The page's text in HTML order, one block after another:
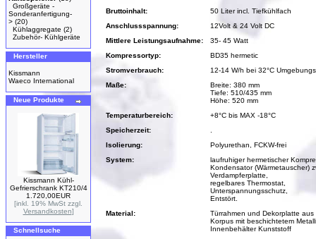
Großgeräte -
Sonderanfertigung-
> (20)
Kühlaggregate (2)
Zubehör- Kühlgeräte
Hersteller
Kissmann
Waeco International
Neue Produkte
Kissmann Kühl-
Gefrierschrank KT210/4
1.720,00EUR
[inkl. 19% MwSt zzgl.
Versandkosten]
Schnellsuche
Bruttoinhalt:
50 Liter incl. Tiefkühlfach
Anschlussspannung:
12Volt & 24 Volt DC
Mittlere Leistungsaufnahme:
35- 45 Watt
Kompressortyp:
BD35 hermetic
Stromverbrauch:
12-14 W/h bei 32°C
Maße:
Breite: 380 mm
Tiefe: 510/435 mm
Höhe: 520 mm
Temperaturbereich:
+8°C bis MAX -18°C
Speicherzeit:
Isolierung:
Polyurethan, FCKW-frei
System:
laufruhiger hermetischer
Kondensator (Wärmetauscher)
Verdampferplatte,
regelbares Thermostat,
Unterspannungsschutz,
Entstört.
Material:
Türrahmen und Dekorplatte
Korpus mit beschichtetem
Innenbehälter Kunststoff